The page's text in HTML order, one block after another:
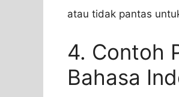
atau tidak pantas
4. Contoh
Bahasa